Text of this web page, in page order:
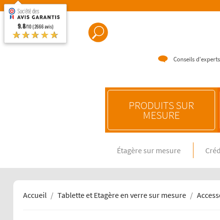
Conseils
PRODUITS SUR
MESURE
Crédence
Étagère sur mesure
Accueil Tablette et Etagère en verre sur mesure
9.8/10 (2666 avis)
★★★★★